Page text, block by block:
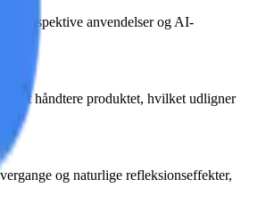
respektive anvendelser og AI-
håndtere produktet, hvilket udligner
og naturlige refleksionseffekter,